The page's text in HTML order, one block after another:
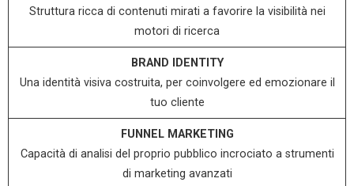
Struttura ricca di contenuti mirati a favorire la visibilità nei
motori di ricerca
BRAND IDENTITY
Una identità visiva costruita, per coinvolgere ed emozionare il
tuo cliente
FUNNEL MARKETING
Capacità di analisi del proprio pubblico incrociato a strumenti
di marketing avanzati